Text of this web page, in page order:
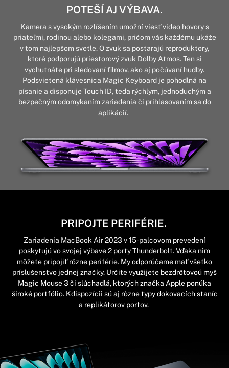
POTEŠÍ AJ VÝBAVA.
Kamera s vysokým rozlíšením umožní viesť video hovory s
priateľmi, rodinou alebo kolegami, pričom vás každému ukáže
v tom najlepšom svetle. O zvuk sa postarajú reproduktory,
ktoré podporujú priestorový zvuk Dolby Atmos. Ten si
vychutnáte pri sledovaní filmov, ako aj počúvaní hudby.
Podsvietená klávesnica Magic Keyboard je pohodlná na
písanie a disponuje Touch ID, teda rýchlym, jednoduchým a
bezpečným odomykaním zariadenia či prihlasovaním sa do
aplikácií.
PRIPOJTE PERIFÉRIE.
Zariadenia MacBook Air 2023 v 15-palcovom prevedení
poskytujú vo svojej výbave 2 porty Thunderbolt. Vďaka nim
môžete pripojiť rôzne periférie. My odporúčame mať všetko
príslušenstvo jednej značky. Určite využijete bezdrôtovoú myš
Magic Mouse 3či slúchadlá, ktorých značka Apple ponúka
široké portfólio. Kdispozícii sú aj rôzne typy dokovacích staníc
a replikátorov portov.